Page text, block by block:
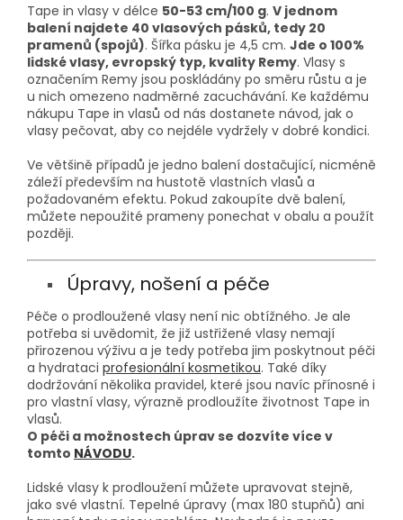
Tape in vlasy v délce 50-53 cm/100 g. V jednom
balení najdete 40 vlasových pásků, tedy 20
pramenů (spojů). Šířka pásku je 4,5 cm. Jde o 100%
lidské vlasy, evropský typ, kvality Remy. Vlasy s
označením Remy jsou poskládány po směru růstu a je
u nich omezeno nadměrné zacuchávání. Ke každému
nákupu Tape in vlasů od nás dostanete návod, jak o
vlasy pečovat, aby co nejdéle vydržely v dobré kondici.
Ve většině případů je jedno balení dostačující, nicméně
záleží především na hustotě vlastních vlasů a
požadovaném efektu. Pokud zakoupíte dvě balení,
můžete nepoužité prameny ponechat v obalu a použít
později.
Úpravy, nošení a péče
Péče o prodloužené vlasy není nic obtížného. Je ale
potřeba si uvědomit, že již ustřižené vlasy nemají
přirozenou výživu a je tedy potřeba jim poskytnout péči
a hydrataci profesionální kosmetikou. Také díky
dodržování několika pravidel, které jsou navíc přínosné i
pro vlastní vlasy, výrazně prodloužíte životnost Tape in
vlasů.
O péči a možnostech úprav se dozvíte více v
tomto NÁVODU.
Lidské vlasy k prodloužení můžete upravovat stejně,
jako své vlastní. Tepelné úpravy (max 180 stupňů) ani